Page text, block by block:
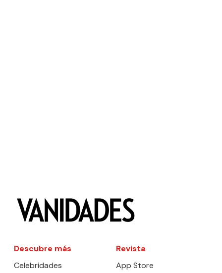
Descubre más
Celebridades
Revista
App Store